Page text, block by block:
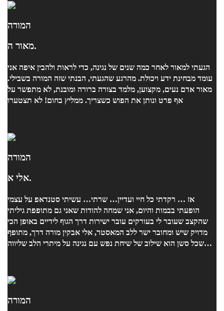
המורה
מאור ה.
הגעתי למאור לאחר כמה שנים של נגינה, כדי לראות ולהבין איפה אני
עומד מבחינת ידע ויכולת. מהרגע שהגעתי, הבנתי שזה המורה בשבילי.
מאור אדם נעים, מקצוען, מלמד בצורה ברורה ומובנת, לא מתפשר על
אף פרט ונותן את הפוש כשצריך. ממליץ בחום! לא תצטערו
המורה
אלי א.
אז … רקדתי כל חיי ועדיין… שרתי… עשיתי סטנדאפ על עצמי
הופעתי בבמות והיום, אני שמחה להודות שאני גם מתופפת גיליתי
שהקצב שעובר לי בעורקים עובר ישירות דרך הגוף לידיים באופן הכי
מדויק שיש ומחובר ישר ללב המאסטר, אלי אבקין מורה דרך, מתופף
שכל סשן הוא שילוב של שיחת נפש עם נגינה על מיתרי הלב שליווה
המורה